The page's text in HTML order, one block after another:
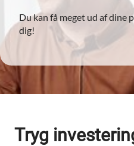
Du kan få meget ud af dine
dig!
Tryg